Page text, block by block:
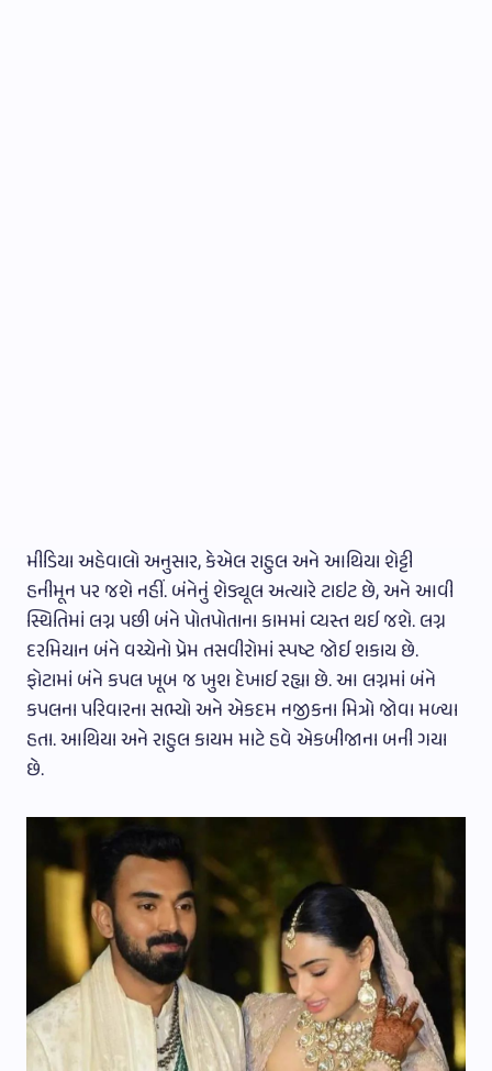
મીડિયા અહેવાલો અનુસાર, કેએલ રાહુલ અને આથિયા શેટ્ટી
હનીમૂન પર જશે નહીં. બંનેનું શેડ્યૂલ અત્યારે ટાઇટ છે, અને આવી
સ્થિતિમાં લગ્ન પછી બંને પોતપોતાના કામમાં વ્યસ્ત થઈ જશે. લગ્ન
દરમિયાન બંને વચ્ચેનો પ્રેમ તસવીરોમાં સ્પષ્ટ જોઈ શકાય છે.
ફોટામાં બંને કપલ ખૂબ જ ખુશ દેખાઈ રહ્યા છે. આ લગ્નમાં બંને
કપલના પરિવારના સભ્યો અને એકદમ નજીકના મિત્રો જોવા મળ્યા
હતા. આથિયા અને રાહુલ કાયમ માટે હવે એકબીજાના બની ગયા
છે.